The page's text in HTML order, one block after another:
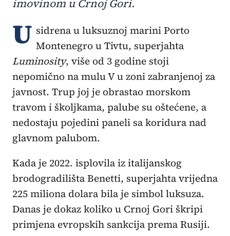
imovinom u Crnoj Gori.
U sidrena u luksuznoj marini Porto
Montenegro u Tivtu, superjahta
Luminosity, više od 3 godine stoji
nepomično na mulu V u zoni zabranjenoj za
javnost. Trup joj je obrastao morskom
travom i školjkama, palube su oštećene, a
nedostaju pojedini paneli sa koridura nad
glavnom palubom.
Kada je 2022. isplovila iz italijanskog
brodogradilišta Benetti, superjahta vrijedna
225 miliona dolara bila je simbol luksuza.
Danas je dokaz koliko u Crnoj Gori škripi
primjena evropskih sankcija prema Rusiji.